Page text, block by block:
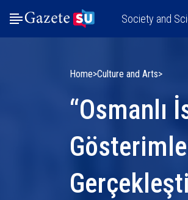
Society and
Home Culture and Arts
“Osmanlı
Gerçekleşti